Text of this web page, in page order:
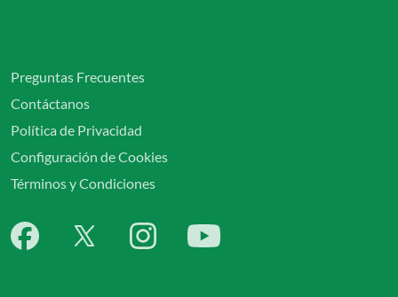
Preguntas Frecuentes
Contáctanos
Política de Privacidad
Configuración de Cookies
Términos y Condiciones